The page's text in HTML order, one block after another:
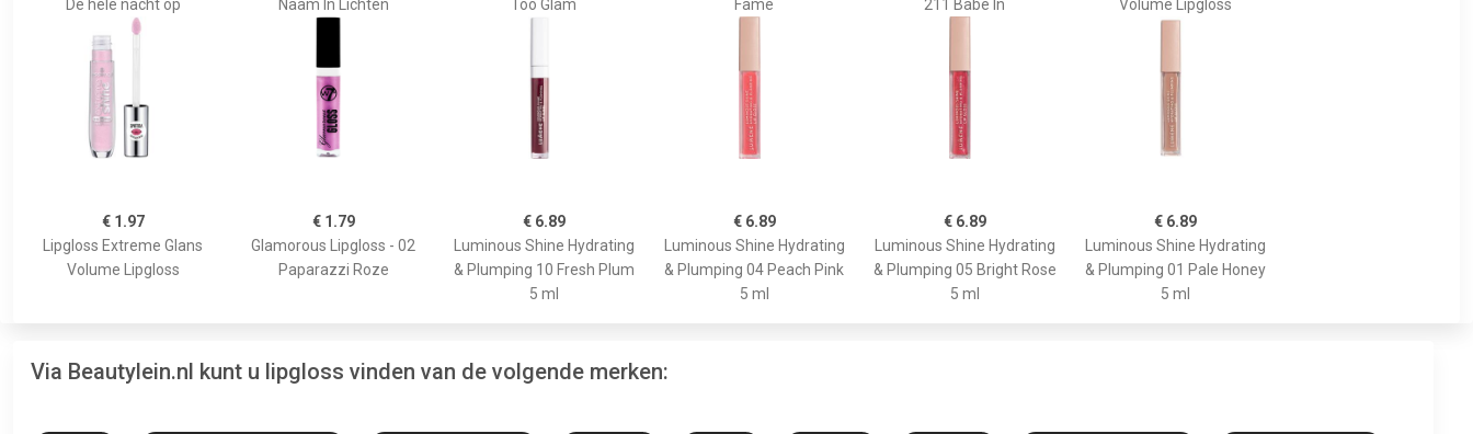
De hele nacht op
Naam In Lichten
Too Glam
Fame
211 Babe In
Volume Lipgloss
€ 1.97
Lipgloss Extreme Glans
Volume Lipgloss
€ 1.79
Glamorous Lipgloss - 02
Paparazzi Roze
€ 6.89
Luminous Shine Hydrating
& Plumping 10 Fresh Plum
5 ml
€ 6.89
Luminous Shine Hydrating
& Plumping 04 Peach Pink
5 ml
€ 6.89
Luminous Shine Hydrating
& Plumping 05 Bright Rose
5 ml
€ 6.89
Luminous Shine Hydrating
& Plumping 01 Pale Honey
5 ml
Via Beautylein.nl kunt u lipgloss vinden van de volgende merken: